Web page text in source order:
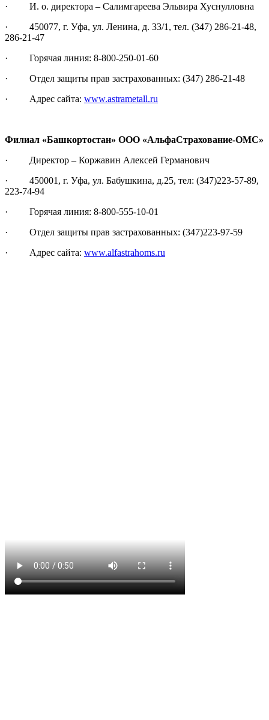
· И. о. директора – Салимгареева Эльвира Хуснулловна
· 450077, г. Уфа, ул. Ленина, д. 33/1, тел. (347) 286-21-48,
286-21-47
· Горячая линия: 8-800-250-01-60
· Отдел защиты прав застрахованных: (347) 286-21-48
· Адрес сайта: www.astrametall.ru
Филиал «Башкортостан» ООО «АльфаСтрахование-ОМС»
· Директор – Коржавин Алексей Германович
· 450001, г. Уфа, ул. Бабушкина, д.25, тел: (347)223-57-89,
223-74-94
· Горячая линия: 8-800-555-10-01
· Отдел защиты прав застрахованных: (347)223-97-59
· Адрес сайта: www.alfastrahoms.ru